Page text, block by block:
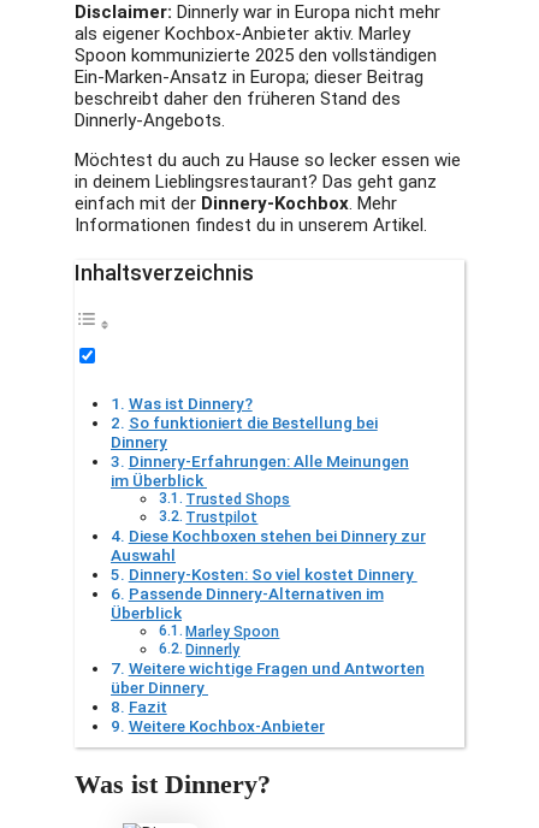
Disclaimer: Dinnerly war in Europa nicht mehr
als eigener Kochbox-Anbieter aktiv. Marley
Spoon kommunizierte 2025 den vollständigen
Ein-Marken-Ansatz in Europa; dieser Beitrag
beschreibt daher den früheren Stand des
Dinnerly-Angebots.
Möchtest du auch zu Hause so lecker essen wie
in deinem Lieblingsrestaurant? Das geht ganz
einfach mit der Dinnery-Kochbox. Mehr
Informationen findest du in unserem Artikel.
Inhaltsverzeichnis
Was ist Dinnery?
So funktioniert die Bestellung bei
Dinnery
Dinnery-Erfahrungen: Alle Meinungen
im Überblick
Trusted Shops
Trustpilot
Diese Kochboxen stehen bei Dinnery zur
Auswahl
Dinnery-Kosten: So viel kostet Dinnery
Passende Dinnery-Alternativen im
Überblick
Marley Spoon
Dinnerly
Weitere wichtige Fragen und Antworten
über Dinnery
Fazit
Weitere Kochbox-Anbieter
Was ist Dinnery?